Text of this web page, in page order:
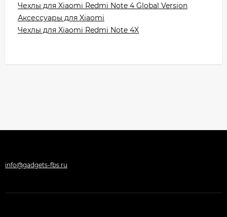
Чехлы для Xiaomi Redmi Note 4 Global Version
Аксессуары для Xiaomi
Чехлы для Xiaomi Redmi Note 4X
info@gadgets-fbs.ru